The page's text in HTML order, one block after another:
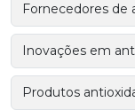
Fornecedores de
Inovações em
Produtos